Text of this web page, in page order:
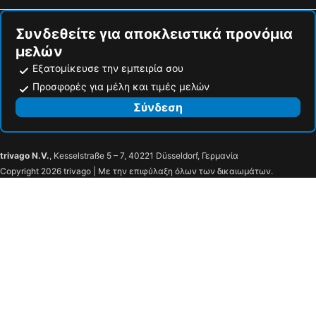
Συνδεθείτε για αποκλειστικά προνόμια
μελών
Εξατομίκευσε την εμπειρία σου
Προσφορές για μέλη και τιμές μελών
Σύνδεση
trivago N.V., Kesselstraße 5 – 7, 40221 Düsseldorf, Γερμανία
Copyright 2026 trivago | Με την επιφύλαξη όλων των δικαιωμάτων.